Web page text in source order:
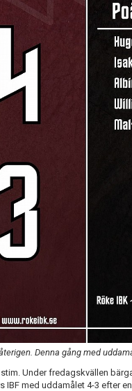
Denna gång med
Under fredagskvällen
IBF med uddamålet 4-3 efter